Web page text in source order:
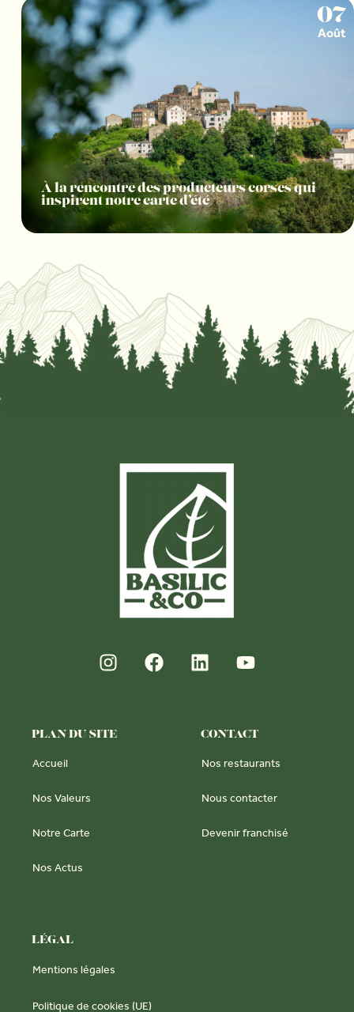
07
Août
À la rencontre des producteurs corses qui
inspirent notre carte d’été
PLAN DU SITE
Accueil
Nos Valeurs
Notre Carte
Nos Actus
CONTACT
Nos restaurants
Nous contacter
Devenir franchisé
LÉGAL
Mentions légales
Politique de cookies (UE)